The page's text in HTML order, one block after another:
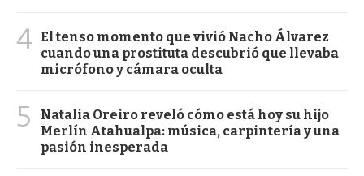
4 El tenso momento que vivió Nacho Álvarez
cuando una prostituta descubrió que llevaba
micrófono y cámara oculta
5
Natalia Oreiro reveló cómo está hoy su hijo
Merlín Atahualpa: música, carpintería y una
pasión inesperada